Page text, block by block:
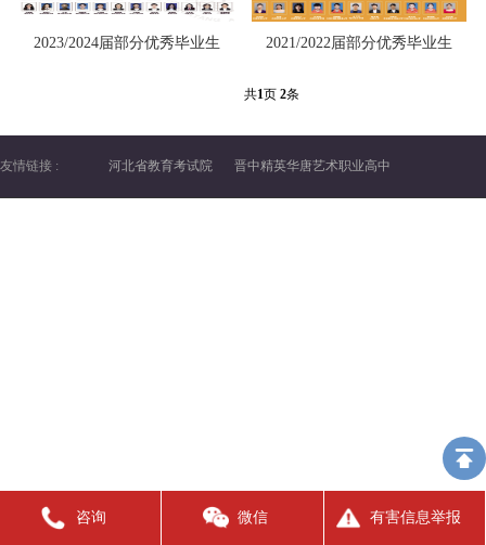
2023/2024届部分优秀毕业生 2021/2022届部分优秀毕业生
共1页 2条
友情链接 : 河北省教育考试院 晋中精英华唐艺术职业高中
咨询 微信 有害信息举报